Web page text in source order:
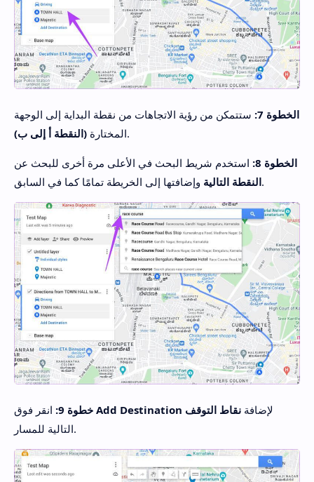
الخطوة 7:
ستتمكن من رؤية الاتجاهات من نقطة البداية إلى الوجهة
المختارة (النقطة أ إلى ب) .
الخطوة 8:
استخدم شريط البحث في الأعلى مرة أخرى للبحث عن
النقطة التاليةوإضافتها إلى الخريطة تمامًا كما في السابق.
خطوة 9: Add Destination لإضافة نقاط التوقف
التالية للمسار.